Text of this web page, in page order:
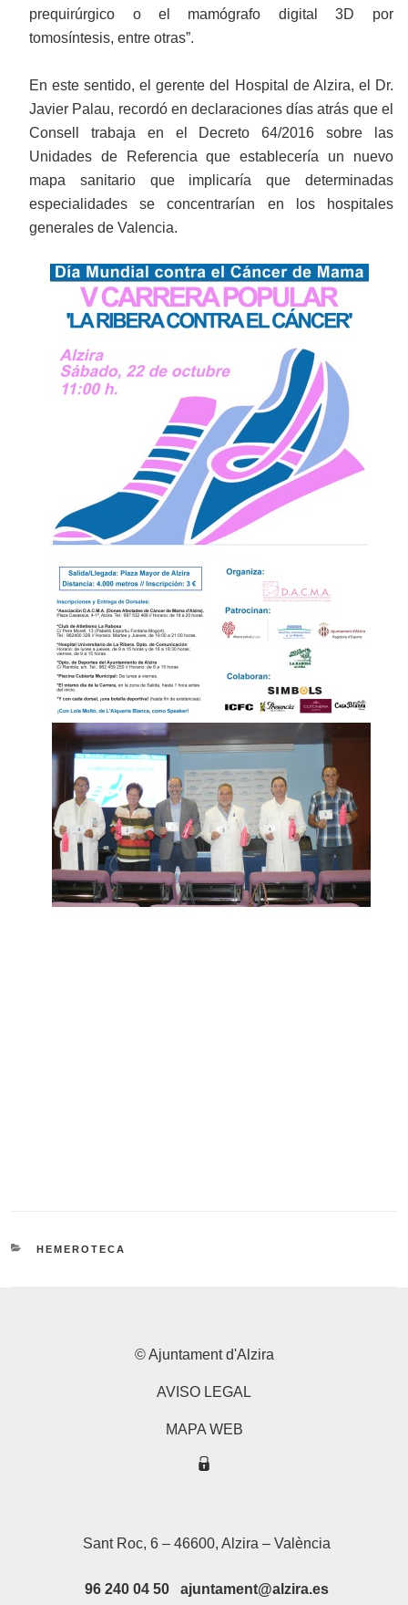
prequirúrgico o el mamógrafo digital 3D por
tomosíntesis, entre otras”.
En este sentido, el gerente del Hospital de Alzira, el Dr.
Javier Palau, recordó en declaraciones días atrás que el
Consell trabaja en el Decreto 64/2016 sobre las
Unidades de Referencia que establecería un nuevo
mapa sanitario que implicaría que determinadas
especialidades se concentrarían en los hospitales
generales de Valencia.
CATEGORIES
HEMEROTECA
© Ajuntament d'Alzira
AVISO LEGAL
MAPA WEB
Sant Roc, 6 – 46600, Alzira – València
96 240 04 50 ajuntament@alzira.es